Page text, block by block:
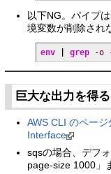
以下NG。パイプ
境変数が削除され
env grep -o
巨大な出力を得
AWS CLI のペー
Interface
sqsの場合、デフ
page-size 1000」